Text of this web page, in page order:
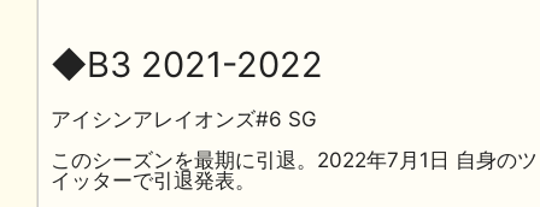
◆B3 2021-2022
アイシンアレイオンズ#6 SG
このシーズンを最期に引退。2022年7月1日 自身のツ
イッターで引退発表。